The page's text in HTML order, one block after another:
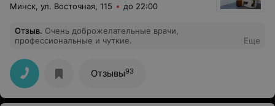
Минск, ул. Восточная, 115 до 22:00
Отзыв. Очень доброжелательные врачи,
профессиональные и чуткие.
Еще
Отзывы93